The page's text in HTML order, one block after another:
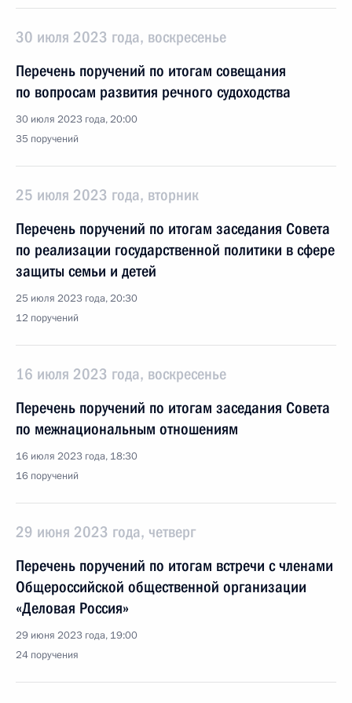
30 июля 2023 года, воскресенье
Перечень поручений по итогам совещания
по вопросам развития речного судоходства
30 июля 2023 года, 20:00
35 поручений
25 июля 2023 года, вторник
Перечень поручений по итогам заседания Совета
по реализации государственной политики в сфере
защиты семьи и детей
25 июля 2023 года, 20:30
12 поручений
16 июля 2023 года, воскресенье
Перечень поручений по итогам заседания Совета
по межнациональным отношениям
16 июля 2023 года, 18:30
16 поручений
29 июня 2023 года, четверг
Перечень поручений по итогам встречи с членами
Общероссийской общественной организации
«Деловая Россия»
29 июня 2023 года, 19:00
24 поручения